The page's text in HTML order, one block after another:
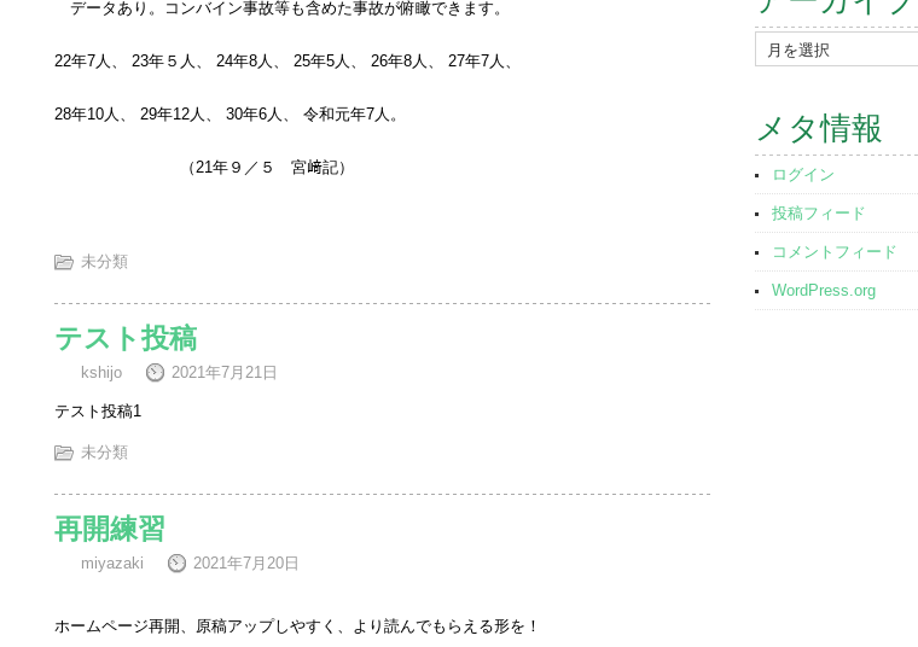
データあり。コンバイン事故等も含めた事故が俯瞰できます。
22年7人、 23年５人、 24年8人、 25年5人、 26年8人、 27年7人、
28年10人、 29年12人、 30年6人、 令和元年7人。
（21年９／５ 宮﨑記）
未分類
テスト投稿
kshijo 2021年7月21日
テスト投稿1
未分類
再開練習
miyazaki 2021年7月20日
ホームページ再開、原稿アップしやすく、より読んでもらえる形を！
ー
イ
ブ
メタ情報
ログイン
投稿フィード
コメントフィード
WordPress.org